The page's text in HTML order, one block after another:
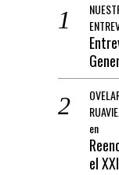
en
el